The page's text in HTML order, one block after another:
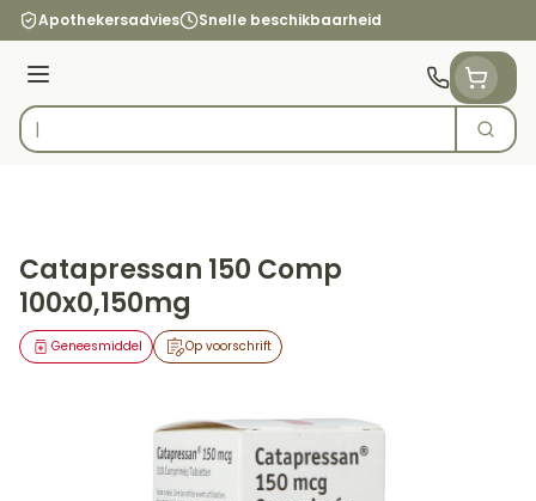
Ga naar de inhoud
Apothekersadvies Snelle beschikbaarheid
Menu
Product, merk, categorie...
Zoek
Catapressan 150 Comp
100x0,150mg
Op voorschrift
Geneesmiddel